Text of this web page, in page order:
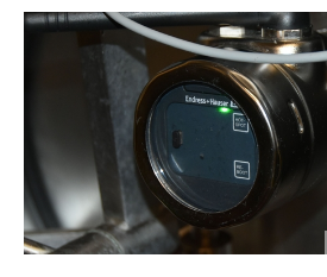
제품 도구
쉽고 빠른 제품 검색
다양한 필터를 통해 적합한 제품을 쉽고 빠
게 검색해 보세요!
어플리케이터
애플리케이션 파라미터를 사용하여 제품
Paddle switch level measurement
Servo level measurement
Electromechanical level
measurement
Microwave barrier level
Sludge level sensors &
Nutrient analyzers & sensors
Analyzers for hardness, iron & more
프로세스 광도계
Microwave transmission
멀티포인트 온도 센서
모두 쇼핑하기
모두 쇼핑하기
높이 초과 감지기
모두 쇼핑하기
모든 산업에 초점
산업재 시장에서의 지속 가능한
디지털화를 통한 프로세스 산업의
변화